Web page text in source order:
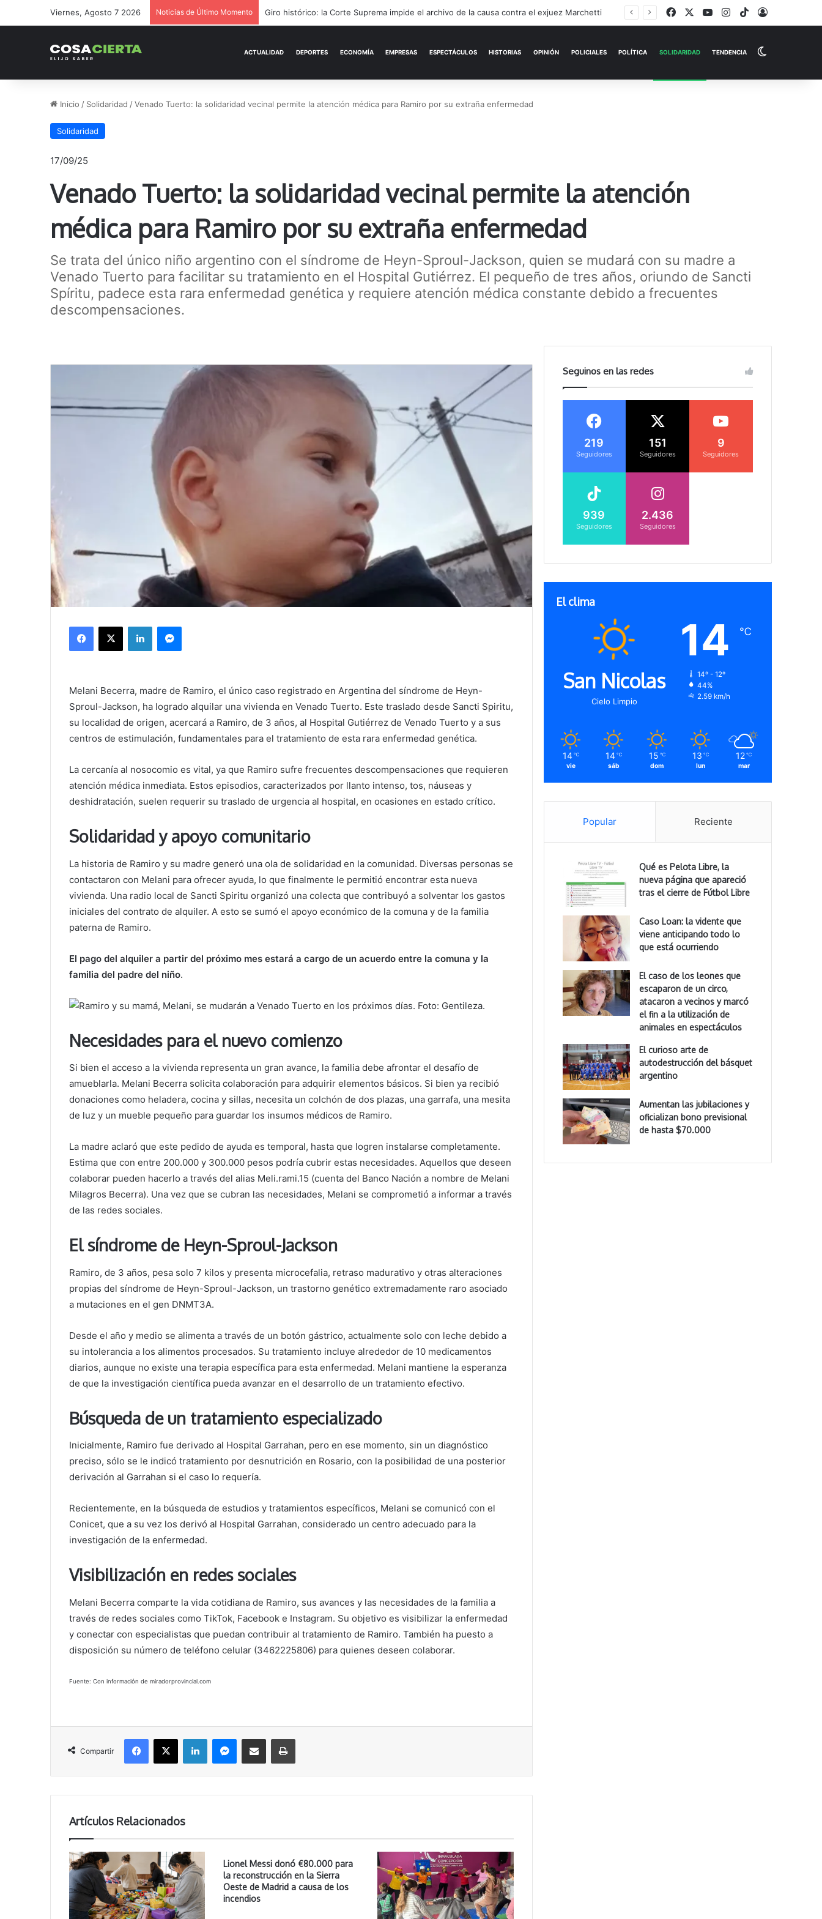
Viernes, Agosto 7 2026 Noticias de Último Momento Gerónimo Podestá: pasión, gestión y un sueño llamado ascenso FacebookYouTubeInstagram
TikTokIniciar
Inicio / Solidaridad / Venado Tuerto: la solidaridad vecinal permite la atención médica para Ramiro por su extraña enfermedad
Solidaridad
17/09/25
Venado Tuerto: la solidaridad vecinal permite la atención
médica para Ramiro por su extraña enfermedad
Se trata del único niño argentino con el síndrome de Heyn-Sproul-Jackson, quien se mudará con su madre a
Venado Tuerto para facilitar su tratamiento en el Hospital Gutiérrez. El pequeño de tres años, oriundo de Sancti
Spíritu, padece esta rara enfermedad genética y requiere atención médica constante debido a frecuentes
descompensaciones.
X LinkedIn
Melani Becerra, madre de Ramiro, el único caso registrado en Argentina del síndrome de Heyn-
Sproul-Jackson, ha logrado alquilar una vivienda en Venado Tuerto. Este traslado desde Sancti Spiritu,
su localidad de origen, acercará a Ramiro, de 3 años, al Hospital Gutiérrez de Venado Tuerto y a sus
centros de estimulación, fundamentales para el tratamiento de esta rara enfermedad genética.
La cercanía al nosocomio es vital, ya que Ramiro sufre frecuentes descompensaciones que requieren
atención médica inmediata. Estos episodios, caracterizados por llanto intenso, tos, náuseas y
deshidratación, suelen requerir su traslado de urgencia al hospital, en ocasiones en estado crítico.
Solidaridad y apoyo comunitario
La historia de Ramiro y su madre generó una ola de solidaridad en la comunidad. Diversas personas se
contactaron con Melani para ofrecer ayuda, lo que finalmente le permitió encontrar esta nueva
vivienda. Una radio local de Sancti Spiritu organizó una colecta que contribuyó a solventar los gastos
iniciales del contrato de alquiler. A esto se sumó el apoyo económico de la comuna y de la familia
paterna de Ramiro.
El pago del alquiler a partir del próximo mes estará a cargo de un acuerdo entre la comuna y la
familia del padre del niño.
Necesidades para el nuevo comienzo
Si bien el acceso a la vivienda representa un gran avance, la familia debe afrontar el desafío de
amueblarla. Melani Becerra solicita colaboración para adquirir elementos básicos. Si bien ya recibió
donaciones como heladera, cocina y sillas, necesita un colchón de dos plazas, una garrafa, una mesita
de luz y un mueble pequeño para guardar los insumos médicos de Ramiro.
La madre aclaró que este pedido de ayuda es temporal, hasta que logren instalarse completamente.
Estima que con entre 200.000 y 300.000 pesos podría cubrir estas necesidades. Aquellos que deseen
colaborar pueden hacerlo a través del alias Meli.rami.15 (cuenta del Banco Nación a nombre de Melani
Milagros Becerra). Una vez que se cubran las necesidades, Melani se comprometió a informar a través
de las redes sociales.
El síndrome de Heyn-Sproul-Jackson
Ramiro, de 3 años, pesa solo 7 kilos y presenta microcefalia, retraso madurativo y otras alteraciones
propias del síndrome de Heyn-Sproul-Jackson, un trastorno genético extremadamente raro asociado
a mutaciones en el gen DNMT3A.
Desde el año y medio se alimenta a través de un botón gástrico, actualmente solo con leche debido a
su intolerancia a los alimentos procesados. Su tratamiento incluye alrededor de 10 medicamentos
diarios, aunque no existe una terapia específica para esta enfermedad. Melani mantiene la esperanza
de que la investigación científica pueda avanzar en el desarrollo de un tratamiento efectivo.
Búsqueda de un tratamiento especializado
Inicialmente, Ramiro fue derivado al Hospital Garrahan, pero en ese momento, sin un diagnóstico
preciso, sólo se le indicó tratamiento por desnutrición en Rosario, con la posibilidad de una posterior
derivación al Garrahan si el caso lo requería.
Recientemente, en la búsqueda de estudios y tratamientos específicos, Melani se comunicó con el
Conicet, que a su vez los derivó al Hospital Garrahan, considerado un centro adecuado para la
investigación de la enfermedad.
Visibilización en redes sociales
Melani Becerra comparte la vida cotidiana de Ramiro, sus avances y las necesidades de la familia a
través de redes sociales como TikTok, Facebook e Instagram. Su objetivo es visibilizar la enfermedad
y conectar con especialistas que puedan contribuir al tratamiento de Ramiro. También ha puesto a
disposición su número de teléfono celular (3462225806) para quienes deseen colaborar.
Fuente: Con información de miradorprovincial.com
Compartir
X LinkedIn Compartir vía correo electrónico
Artículos Relacionados
Lionel Messi donó €80.000 para
la reconstrucción en la Sierra
Oeste de Madrid a causa de los
incendios
Seguinos en las redes
219
Seguidores
151
Seguidores
9
Seguidores
939
Seguidores
2.436
Seguidores
El clima
San Nicolas
Cielo Limpio
14 ℃
14º - 12º
44%
2.59 km/h
14 ℃
vie
14 ℃
sáb
15 ℃
dom
13 ℃
lun
12 ℃
mar
Popular Reciente
Qué es Pelota Libre, la
nueva página que apareció
tras el cierre de Fútbol Libre
Caso Loan: la vidente que
viene anticipando todo lo
que está ocurriendo
El caso de los leones que
escaparon de un circo,
atacaron a vecinos y marcó
el fin a la utilización de
animales en espectáculos
El curioso arte de
autodestrucción del básquet
argentino
Aumentan las jubilaciones y
oficializan bono previsional
de hasta $70.000